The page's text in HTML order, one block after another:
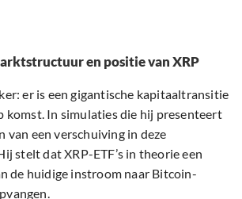
en positie van XRP
er is een gigantische kapitaaltransitie
komst. In simulaties die hij presenteert
van een verschuiving in deze
stelt dat XRP-ETF’s in theorie een
de huidige instroom naar Bitcoin-